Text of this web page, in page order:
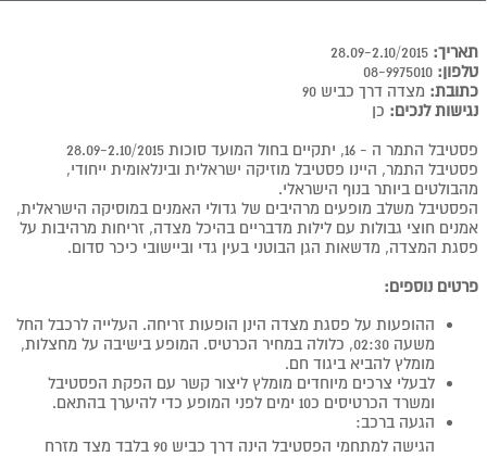
תאריך:
טלפון:
כתובת: מצדה דרך כביש 90
נגישות לנכים: כן
פסטיבל התמר ה - 16, יתקיים בחול המועד סוכות 28.09-2.10/2015
פסטיבל התמר, היינו פסטיבל מוזיקה ישראלית ובינלאומית ייחודי,
מהבולטים ביותר בנוף הישראלי.
הפסטיבל משלב מופעים מרהיבים של גדולי האמנים במוסיקה הישראלית,
אמנים חוצי גבולות עם לילות מדבריים בהיכל מצדה, זריחות מרהיבות על
פסגת המצדה, מדשאות הגן הבוטני בעין גדי וביישובי כיכר סדום.
פרטים נוספים:
ההופעות על פסגת מצדה הינן הופעות זריחה. העלייה לרכבל החל
משעה 02:30, כלולה במחיר הכרטיס. המופע בישיבה על מחצלות,
מומלץ להביא ביגוד חם.
לבעלי צרכים מיוחדים מומלץ ליצור קשר עם הפקת הפסטיבל
ומשרד הכרטיסים כ10 ימים לפני המופע כדי להיערך בהתאם.
הגעה ברכב:
הגישה למתחמי הפסטיבל הינה דרך כביש 90 בלבד מצד מזרח